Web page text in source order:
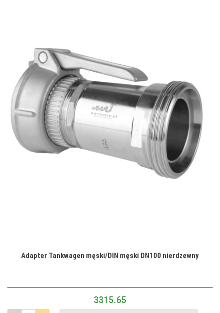
Adapter Tankwagen męski/DIN męski DN100 nierdzewny
3315.65